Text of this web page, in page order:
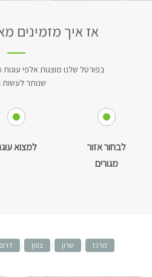
אז איך מזמינים
בפורטל שלנו מוצגות אלפי
שנותר לעשות
לבחור אזור
מגורים
למצוא
מרכז | שרון | צפון | דרום